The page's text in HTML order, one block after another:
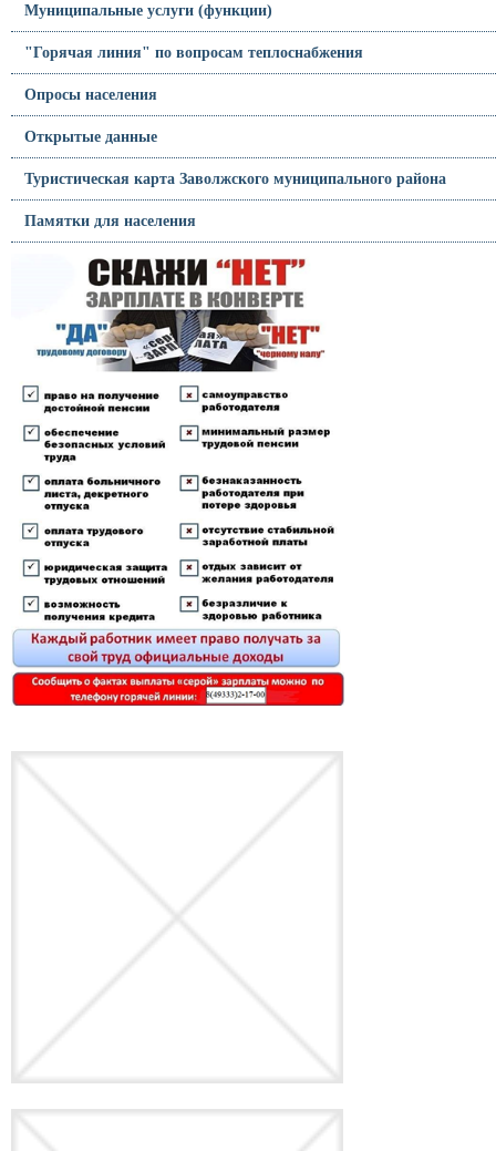
Муниципальные услуги (функции)
"Горячая линия" по вопросам теплоснабжения
Опросы населения
Открытые данные
Туристическая карта Заволжского муниципального района
Памятки для населения